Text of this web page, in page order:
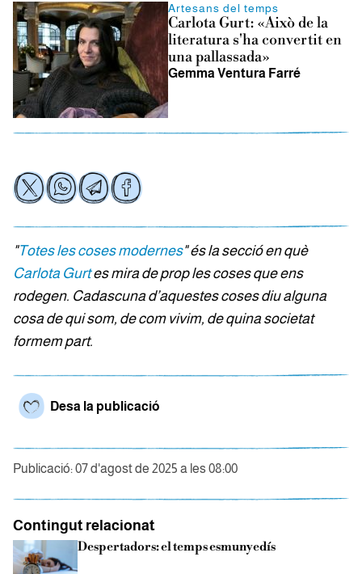
Artesans del temps
Carlota Gurt: «Això de la
literatura s'ha convertit en
una pallassada»
Gemma Ventura Farré
"Totes les coses modernes" és la secció en què
Carlota Gurtes mira de prop les coses que ens
rodegen. Cadascuna d’aquestes coses diu alguna
cosa de qui som, de com vivim, de quina societat
formem part.
Desa la publicació
Publicació: 07 d'agost de 2025 a les 08:00
Contingut relacionat
Despertadors: el temps esmunyedís